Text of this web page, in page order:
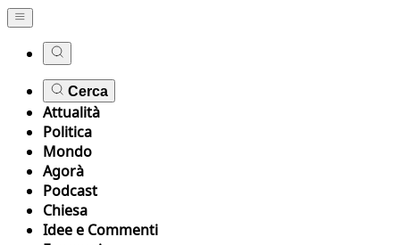
Cerca
Attualità
Politica
Mondo
Agorà
Podcast
Chiesa
Idee e Commenti